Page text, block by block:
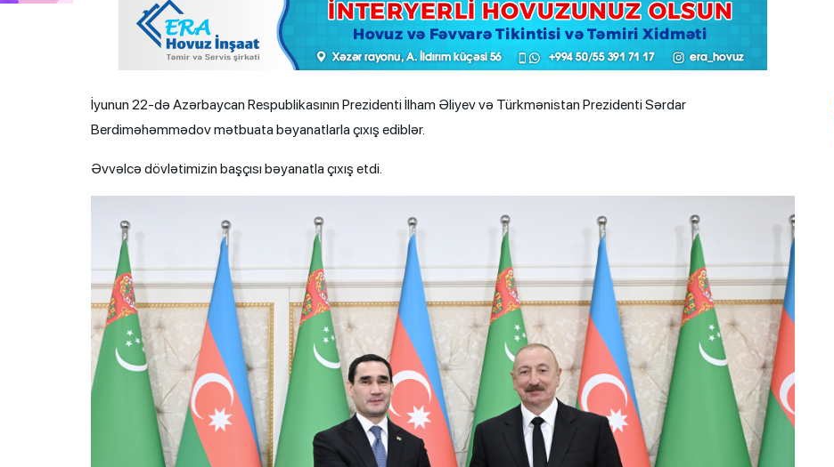
İyunun 22-də Azərbaycan Respublikasının Prezidenti İlham Əliyev və Türkmənistan Prezidenti Sərdar
Berdiməhəmmədov mətbuata bəyanatlarla çıxış ediblər.
Əvvəlcə dövlətimizin başçısı bəyanatla çıxış etdi.